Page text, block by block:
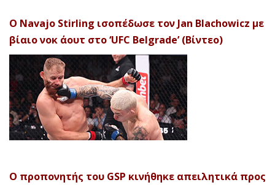
Ο Navajo Stirling ισοπέδωσε τον Jan Blachowicz με
βίαιο νοκ άουτ στο ‘UFC Belgrade’ (Βίντεο)
Ο προπονητής του GSP κινήθηκε απειλητικά προς